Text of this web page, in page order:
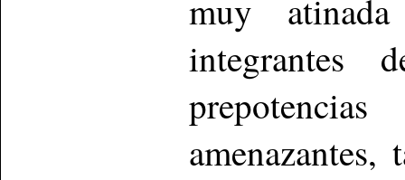
muy
integrantes